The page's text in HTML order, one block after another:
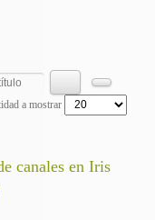
a mostrar
canales en Iris